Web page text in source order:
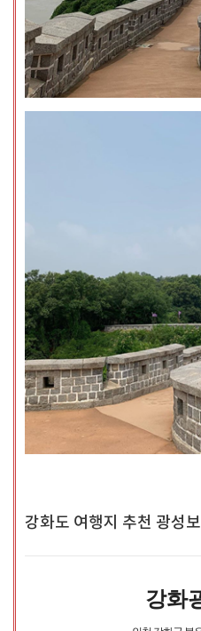
강화도 여행지 추천 광성보